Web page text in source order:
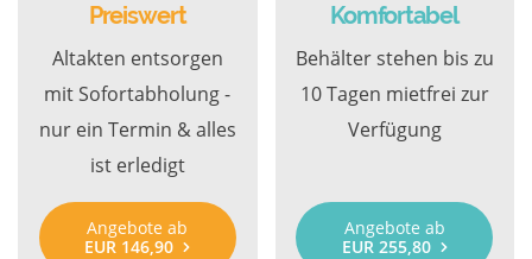
Preiswert
Altakten entsorgen
mit Sofortabholung -
nur ein Termin & alles
ist erledigt
Angebote ab
EUR 146,90
Komfortabel
Behälter stehen bis zu
10 Tagen mietfrei zur
Verfügung
Angebote ab
EUR 255,80